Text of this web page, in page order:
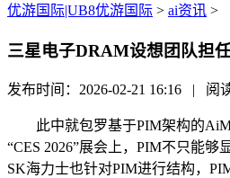
优游国际|UB8优游国际 > ai资讯 >
三星电子DRAM设想团队担
发布时间：2026-02-21 16:16 | 阅
此中就包罗基于PIM架构的
“CES 2026”展会上，PIM不只能
SK海力士也针对PIM进行结构，